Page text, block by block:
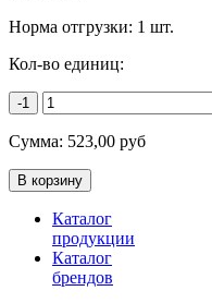
Норма отгрузки: 1 шт.
Кол-во единиц:
-1
Сумма: 523,00 руб
Каталог
продукции
Каталог
брендов